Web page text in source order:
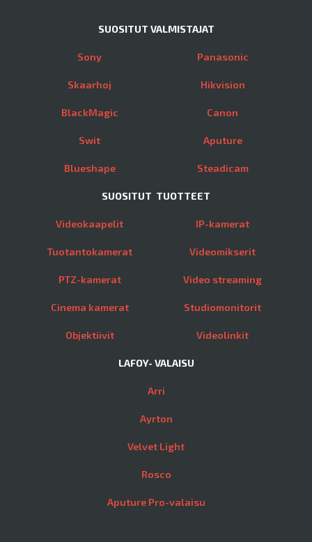
SUOSITUT VALMISTAJAT
Sony
Skaarhoj
BlackMagic
Swit
Blueshape
Panasonic
Hikvision
Canon
Aputure
Steadicam
SUOSITUT TUOTTEET
Videokaapelit
Tuotantokamerat
PTZ-kamerat
Cinema kamerat
Objektiivit
IP-kamerat
Videomikserit
Video streaming
Studiomonitorit
Videolinkit
LAFOY- VALAISU
Arri
Ayrton
Velvet Light
Rosco
Aputure Pro-valaisu